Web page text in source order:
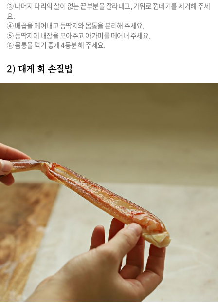
③ 나머지 다리의 살이 없는 끝부분을 잘라내고, 가위로 껍데기를 제거해 주세
요.
④ 배꼽을 떼어내고 등딱지와 몸통을 분리해 주세요.
⑤ 등딱지에 내장을 모아주고 아가미를 떼어내 주세요.
⑥ 몸통을 먹기 좋게 4등분 해 주세요.
2) 대게 회 손질법